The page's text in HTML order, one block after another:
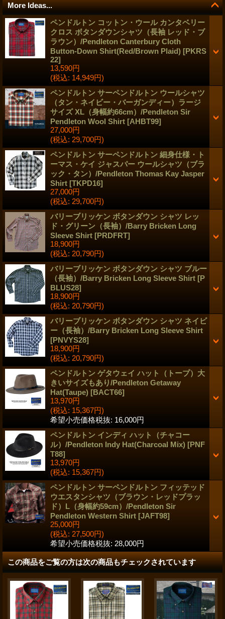
More Ideas...
ペンドルトン コットン・ウール カンタベリー
クロス ボタンダウンシャツ（長袖 レッド・ブ
ラウン）/Pendleton Canterbury Cloth
Button-Down Shirt(Red/Brown Plaid) [PKRS
22]
13,590円
(税込: 14,949円)
ペンドルトン サーペンドルトン ウールシャツ
（タン・ネイビー・バーガンディー）ラージ
サイズ XL（身幅約66cm）/Pendleton Sir
Pendleton Wool Shirt [AHBT99]
27,000円
(税込: 29,700円)
ペンドルトン サーペンドルトン 細身仕様・ト
ーマス・ケイ ジャスパー ウールシャツ（ブラ
ック・タン）/Pendleton Thomas Kay Jasper
Shirt [TKPD16]
27,000円
(税込: 29,700円)
バリーブリッケン ボタンダウン シャツ レッ
ド・グリーン（長袖）/Barry Bricken Long
Sleeve Shirt [PRDFRT]
18,900円
(税込: 20,790円)
バリーブリッケン ボタンダウン シャツ ブルー
（長袖）/Barry Bricken Long Sleeve Shirt [P
BLUS28]
18,900円
(税込: 20,790円)
バリーブリッケン ボタンダウン シャツ ネイビ
ー（長袖）/Barry Bricken Long Sleeve Shirt
[PNVYS28]
18,900円
(税込: 20,790円)
ペンドルトン ゲタウェイ ハット（トープ）大
きいサイズもあり/Pendleton Getaway
Hat(Taupe) [BACT66]
13,970円
(税込: 15,367円)
希望小売価格税抜: 16,000円
ペンドルトン インディ ハット（チャコー
ル）/Pendleton Indy Hat(Charcoal Mix) [PNF
T88]
13,970円
(税込: 15,367円)
ペンドルトン サーペンドルトン フィッテッド
ウエスタンシャツ（ブラウン・レッドプラッ
ド）L（身幅約59cm）/Pendleton Sir
Pendleton Western Shirt [JAFT98]
25,000円
(税込: 27,500円)
希望小売価格税抜: 28,000円
この商品をご覧の方は次の商品もチェックされています